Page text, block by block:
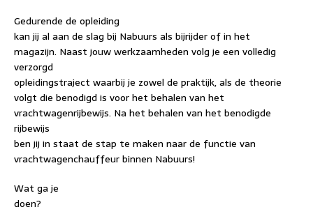
Gedurende de opleiding
kan jij al aan de slag bij Nabuurs als bijrijder of in het
magazijn. Naast jouw werkzaamheden volg je een volledig
verzorgd
opleidingstraject waarbij je zowel de praktijk, als de theorie
volgt die benodigd is voor het behalen van het
vrachtwagenrijbewijs. Na het behalen van het benodigde
rijbewijs
ben jij in staat de stap te maken naar de functie van
vrachtwagenchauffeur binnen Nabuurs!
Wat ga je
doen?